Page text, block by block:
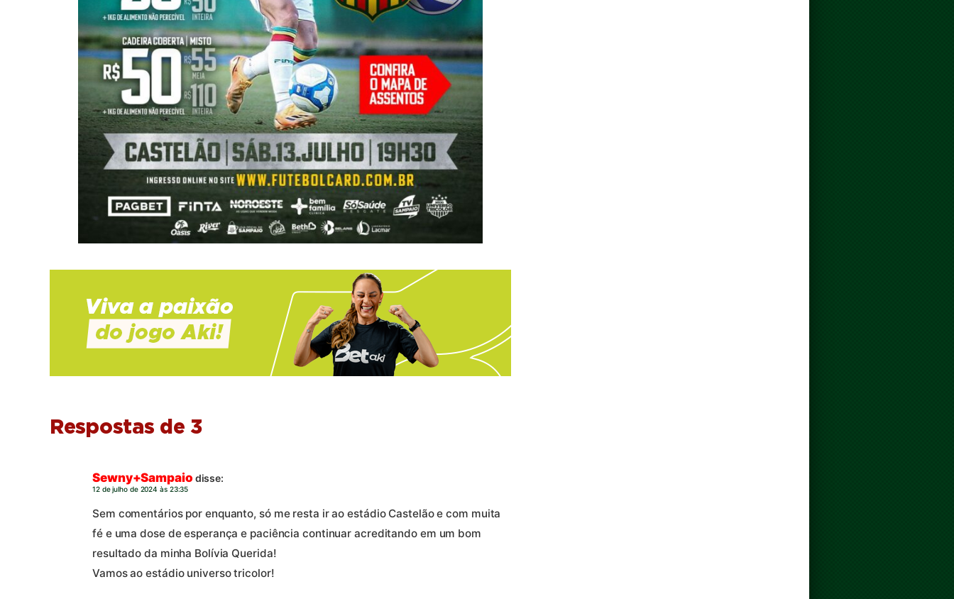
Respostas de 3
Sewny+Sampaio disse:
12 de julho de 2024 às 23:35
Sem comentários por enquanto, só me resta ir ao estádio Castelão e com muita
fé e uma dose de esperança e paciência continuar acreditando em um bom
resultado da minha Bolívia Querida!
Vamos ao estádio universo tricolor!